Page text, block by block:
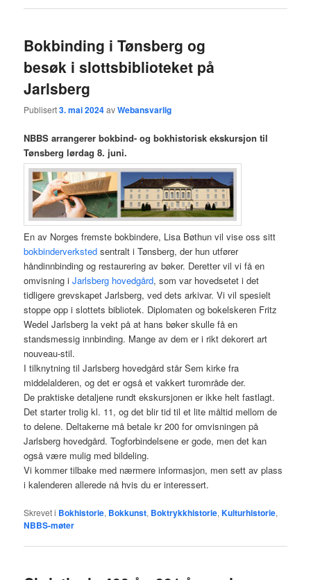
Bokbinding i Tønsberg og
besøk i slottsbiblioteket på
Jarlsberg
Publisert3. mai 2024avWebansvarlig
NBBS arrangerer bokbind- og bokhistorisk ekskursjon til
Tønsberg lørdag 8. juni.
En av Norges fremste bokbindere, Lisa Bøthun vil vise oss sitt
bokbinderverksted sentralt i Tønsberg, der hun utfører
håndinnbinding og restaurering av bøker. Deretter vil vi få en
omvisning iJarlsberg hovedgård, som var hovedsetet i det
tidligere grevskapet Jarlsberg, ved dets arkivar. Vi vil spesielt
stoppe opp i slottets bibliotek. Diplomaten og bokelskeren Fritz
Wedel Jarlsberg la vekt på at hans bøker skulle få en
standsmessig innbinding. Mange av dem er i rikt dekorert art
nouveau-stil.
I tilknytning til Jarlsberg hovedgård står Sem kirke fra
middelalderen, og det er også et vakkert turområde der.
De praktiske detaljene rundt ekskursjonen er ikke helt fastlagt.
Det starter trolig kl. 11, og det blir tid til et lite måltid mellom de
to delene. Deltakerne må betale kr 200 for omvisningen på
Jarlsberg hovedgård. Togforbindelsene er gode, men det kan
også være mulig med bildeling.
Vi kommer tilbake med nærmere informasjon, men sett av plass
i kalenderen allerede nå hvis du er interessert.
Skrevet i Bokhistorie, Bokkunst, Boktrykkhistorie,Kulturhistorie,
NBBS-møter